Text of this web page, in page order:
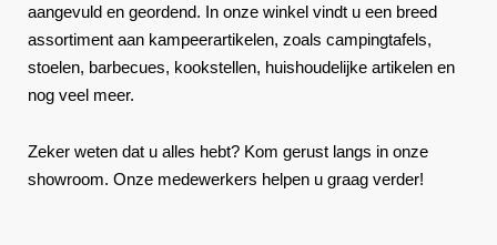
aangevuld en geordend. In onze winkel vindt u een breed
assortiment aan kampeerartikelen, zoals campingtafels,
stoelen, barbecues, kookstellen, huishoudelijke artikelen en
nog veel meer.
Zeker weten dat u alles hebt? Kom gerust langs in onze
showroom. Onze medewerkers helpen u graag verder!